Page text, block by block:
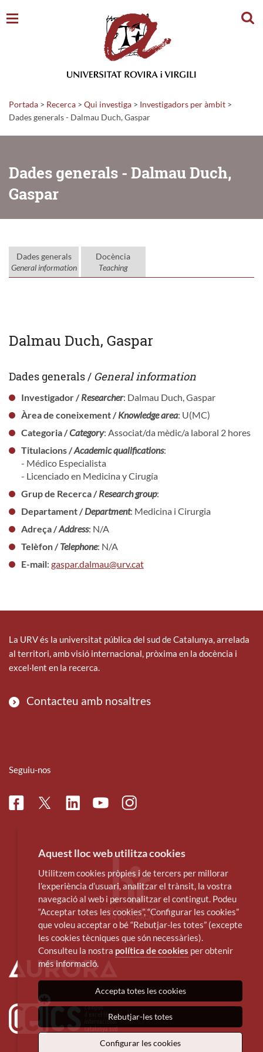
Portada > Recerca > Qui investiga > Investigadors per àmbit >
Dades generals - Dalmau Duch, Gaspar
Dades generals - Dalmau Duch,
Gaspar
Dades generals
General information
Docència
Teaching
Dalmau Duch, Gaspar
Dades generals / General information
Investigador /Researcher: Dalmau Duch, Gaspar
Àrea de coneixement /Knowledge area: U(MC)
Categoria /Category: Associat/da mèdic/a laboral 2 hores
Titulacions /Academic qualifications:
- Médico Especialista
- Licenciado en Medicina y Cirugía
Grup de Recerca /Research group:
Departament /Department: Medicina i Cirurgia
Adreça /Address: N/A
Telèfon /Telephone: N/A
E-mail: gaspar.dalmau@urv.cat
La URV és la universitat pública del sud de Catalunya, arrelada
al territori, amb visió internacional, pròxima en la docència i
excel·lent en la recerca.
Contacteu amb nosaltres
Seguiu-nos
FacebookTwitterLinkedinYoutubeInstagram
Aquest lloc web utilitza cookies
Utilitzem cookies pròpies i de tercers per millorar
l’experiència d’usuari, analitzar el trànsit, la vostra
navegació al web i personalitzar el contingut. Podeu
“Acceptar totes les cookies”, “Configurar les cookies”
que voleu acceptar o bé “Rebutjar-les totes” (excepte
les cookies tècniques que són necessàries).
Consulteu la nostra política de cookies per obtenir
més informació.
Accepta totes les cookies
Rebutjar-les totes
Configurar les cookies